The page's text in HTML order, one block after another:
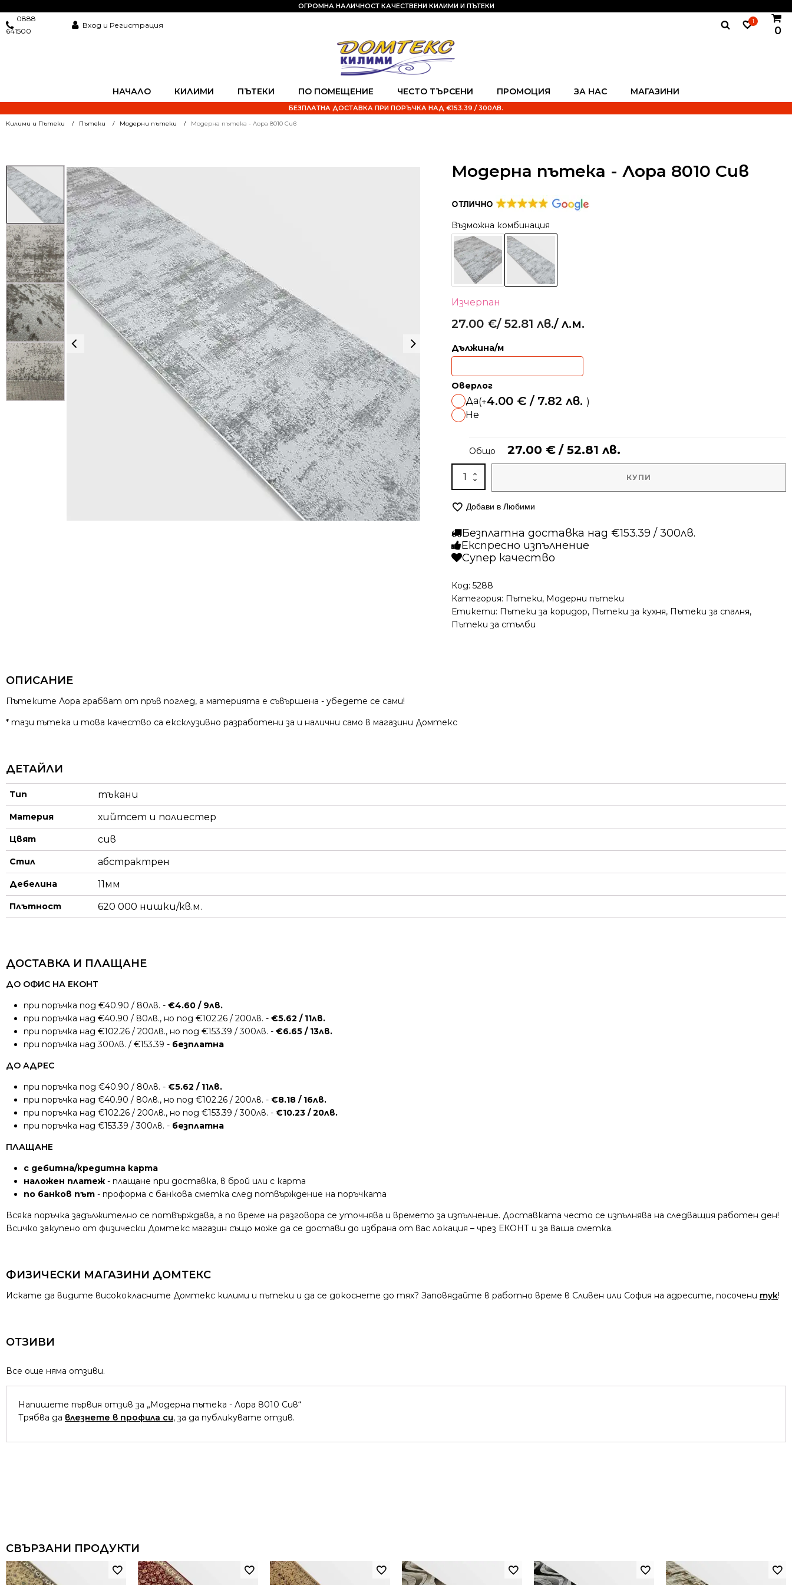
НАЧАЛО КИЛИМИ ПЪТЕКИ ПО ПОМЕЩЕНИЕ ЧЕСТО ТЪРСЕНИ ПРОМОЦИЯ ЗА НАС МАГАЗИНИ
1
0
0888
641500
Вход и Регистрация
ОГРОМНА НАЛИЧНОСТ КАЧЕСТВЕНИ КИЛИМИ И ПЪТЕКИ
БЕЗПЛАТНА ДОСТАВКА ПРИ ПОРЪЧКА НАД €153.39 / 300ЛВ.
Килими и Пътеки Пътеки Модерни пътеки Модерна пътека - Лора 8010 Сив
Модерна пътека - Лора 8010 Сив
Възможна комбинация
Изчерпан
27.00 €/ 52.81 лв./ л.м.
Дължина/м
Оверлог
Да(+4.00 € / 7.82 лв. )
Не
Общо 27.00 € / 52.81 лв.
количество
за
пътека
Лора
8010
Сив
КУПИ
Alternative:
Добави в Любими
Безплатна доставка над €153.39 / 300лв.
Експресно изпълнение
Супер качество
Код: 5288
Категория: Пътеки, Модерни пътеки
Етикети: Пътеки за коридор, Пътеки за кухня, Пътеки за спалня,
Пътеки за стълби
ОПИСАНИЕ
Пътеките Лора грабват от пръв поглед, а материята е съвършена - убедете се сами!
* тази пътека и това качество са ексклузивно разработени за и налични само в магазини Домтекс
ДЕТАЙЛИ
Тип тъкани
Материя хийтсет и полиестeр
Цвят сив
Стил абстрактрен
Дебелина 11мм
Плътност 620 000 нишки/кв.м.
ДОСТАВКА И ПЛАЩАНЕ
ДО ОФИС НА ЕКОНТ
при поръчка под €40.90 / 80лв. - €4.60 / 9лв.
при поръчка над €40.90 / 80лв., но под €102.26 / 200лв. - €5.62 / 11лв.
при поръчка над €102.26 / 200лв., но под €153.39 / 300лв. - €6.65 / 13лв.
при поръчка над 300лв. / €153.39 - безплатна
ДО АДРЕС
при поръчка под €40.90 / 80лв. - €5.62 / 11лв.
при поръчка над €40.90 / 80лв., но под €102.26 / 200лв. - €8.18 / 16лв.
при поръчка над €102.26 / 200лв., но под €153.39 / 300лв. - €10.23 / 20лв.
при поръчка над €153.39 / 300лв. - безплатна
ПЛАЩАНЕ
с дебитна/кредитна карта
наложен платеж - плащане при доставка, в брой или с карта
по банков път - проформа с банкова сметка след потвърждение на поръчката
Всяка поръчка задължително се потвърждава, а по време на разговора се уточнява и времето за изпълнение. Доставката често се изпълнява на следващия работен ден!
Всичко закупено от физически Домтекс магазин също може да се достави до избрана от вас локация – чрез ЕКОНТ и за ваша сметка.
ФИЗИЧЕСКИ МАГАЗИНИ ДОМТЕКС
Искате да видите висококласните Домтекс килими и пътеки и да се докоснете до тях? Заповядайте в работно време в Сливен или София на адресите, посочени тук!
ОТЗИВИ
Все още няма отзиви.
Напишете първия отзив за „Модерна пътека - Лора 8010 Сив“
Трябва да влезнете в профила си, за да публикувате отзив.
СВЪРЗАНИ ПРОДУКТИ